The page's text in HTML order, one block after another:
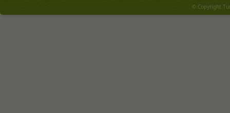
© Copyright